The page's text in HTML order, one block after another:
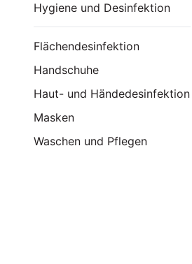
Hygiene und Desinfektion
Flächendesinfektion
Handschuhe
Haut- und Händedesinfektion
Masken
Waschen und Pflegen